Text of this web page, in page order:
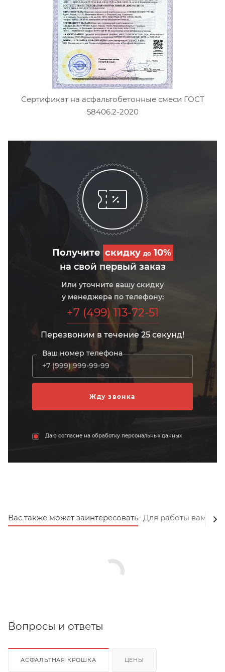
Сертификат на асфальтобетонные смеси ГОСТ
58406.2-2020
Получите скидку до10%
на свой первый заказ
Или уточните вашу скидку
у менеджера по телефону:
+7 (499) 113-72-51
Перезвоним в течение 25 секунд!
Ваш номер телефона
Даю согласие на обработку персональных данных
Вас также может заинтересовать Для работы вам
Вопросы и ответы
АСФАЛЬТНАЯ КРОШКА ЦЕНЫ